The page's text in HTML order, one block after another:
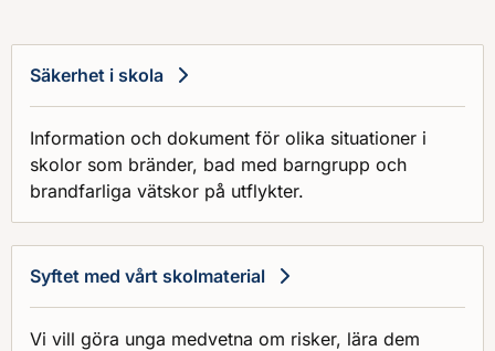
Säkerhet i skola
Information och dokument för olika situationer i
skolor som bränder, bad med barngrupp och
brandfarliga vätskor på utflykter.
Syftet med vårt skolmaterial
Vi vill göra unga medvetna om risker, lära dem